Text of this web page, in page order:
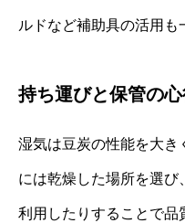
ルドなど補助具の活用も
持ち運びと保管の
湿気は豆炭の性能を大き
には乾燥した場所を選び
利用したりすることで品